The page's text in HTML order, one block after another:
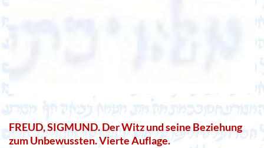
FREUD, SIGMUND. Der Witz und seine Beziehung
zum Unbewussten. Vierte Auflage.